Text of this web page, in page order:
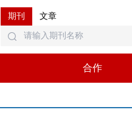
期刊 文章
合作